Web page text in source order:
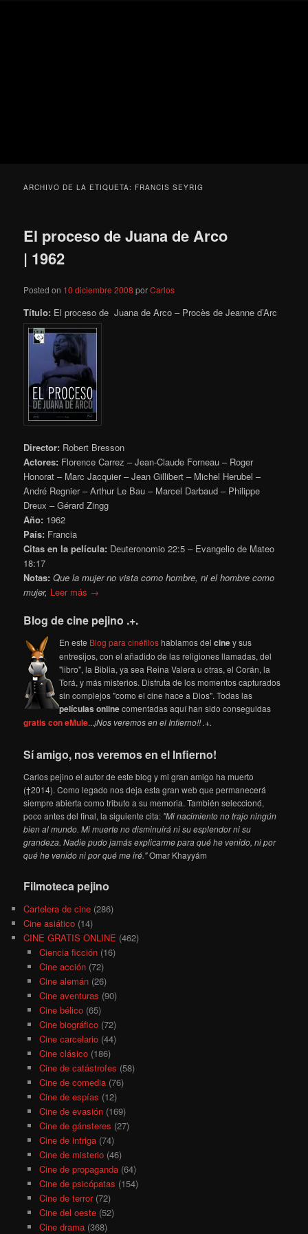
ARCHIVO DE LA ETIQUETA: FRANCIS SEYRIG
El proceso de Juana de Arco
| 1962
Posted on 10 diciembre 2008 porCarlos
Título: El proceso de Juana de Arco – Procès de Jeanne d’Arc
Director: Robert Bresson
Actores: Florence Carrez – Jean-Claude Forneau – Roger
Honorat – Marc Jacquier – Jean Gillibert – Michel Herubel –
André Regnier – Arthur Le Bau – Marcel Darbaud – Philippe
Dreux – Gérard Zingg
Año: 1962
País: Francia
Citas en la película: Deuteronomio 22:5 – Evangelio de Mateo
18:17
Notas:Que la mujer no vista como hombre, ni el hombre como
mujer, Leer más →
Blog de cine pejino .+.
En este Blog para cinéfiloshablamos delciney sus
entresijos, con el añadido de las religiones llamadas, del
"libro", la Biblia, ya sea Reina Valera u otras, el Corán, la
Torá, y más misterios. Disfruta de los momentos capturados
sin complejos "como el cine hace a Dios". Todas las
películas onlinecomentadas aquí han sido conseguidas
gratis con eMule...¡Nos veremos en el Infierno!! .+.
Sí amigo, nos veremos en el Infierno!
Carlos pejino el autor de este blog y mi gran amigo ha muerto
(†2014). Como legado nos deja esta gran web que permanecerá
siempre abierta como tributo a su memoria. También seleccionó,
poco antes del final, la siguiente cita: "Mi nacimiento no trajo ningún
bien al mundo. Mi muerte no disminuirá ni su esplendor ni su
grandeza. Nadie pudo jamás explicarme para qué he venido, ni por
qué he venido ni por qué me iré."Omar Khayyám
Filmoteca pejino
Cartelera de cine (286)
Cine asiático (14)
CINE GRATIS ONLINE (462)
Ciencia ficción(16)
Cine acción(72)
Cine alemán(26)
Cine aventuras (90)
Cine bélico(65)
Cine biográfico(72)
Cine carcelario(44)
Cine clásico(186)
Cine de catástrofes (58)
Cine de comedia(76)
Cine de espías (12)
Cine de evasión(169)
Cine de gánsteres (27)
Cine de intriga(74)
Cine de misterio(46)
Cine de propaganda(64)
Cine de psicópatas (154)
Cine de terror(72)
Cine del oeste(52)
Cine drama(368)